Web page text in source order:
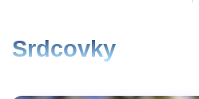
Srdcovky